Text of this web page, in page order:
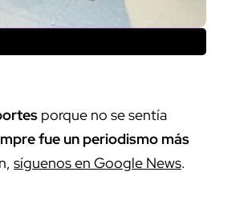
porque no se sentía
fue un periodismo más
síguenos en Google News.